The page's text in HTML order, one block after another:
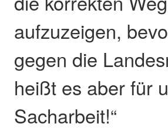
aufzuzeigen,
gegen die
heißt es aber für
Sacharbeit!“